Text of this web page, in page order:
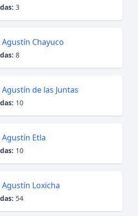
3
Agustín Chayuco
8
Agustín de las Juntas
10
Agustín Etla
10
Agustín Loxicha
54